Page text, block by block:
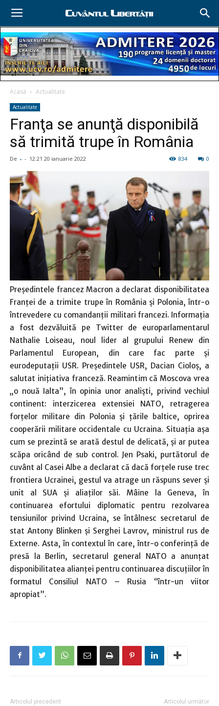
Acasă Actualitate
Actualitate
Franţa se anunţă disponibilă
să trimită trupe în România
De - - 12:21 20 ianuarie 2022 0
834
Preşedintele francez Macron a declarat disponibilitatea
Franţei de a trimite trupe în România şi Polonia, într-o
întrevedere cu comandanţii militari francezi. Informaţia
a fost dezvăluită pe Twitter de europarlamentarul
Nathalie Loiseau, noul lider al grupului Renew din
Parlamentul European, din care fac parte şi
eurodeputaţii USR. Preşedintele USR, Dacian Cioloş, a
salutat iniţiativa franceză. Reamintim că Moscova vrea
„o nouă Ialta”, în opinia unor analişti, privind vechiul
continent: interzicerea extensiei NATO, retragerea
forţelor militare din Polonia şi ţările baltice, oprirea
cooperării militare occidentale cu Ucraina. Situaţia aşa
cum se prezintă se arată destul de delicată, şi ar putea
scăpa oricând de sub control. Jen Psaki, purtătorul de
cuvânt al Casei Albe a declarat că dacă forţele ruse trec
frontiera Ucrainei, gestul va atrage un răspuns sever şi
unit al SUA şi aliaţilor săi. Mâine la Geneva, în
continuarea efortului diplomatic pentru rezolvarea
tensiunilor privind Ucraina, se întâlnesc secretarul de
stat Antony Blinken şi Serghei Lavrov, ministrul rus de
Externe. Asta, în contextul în care, într-o conferinţă de
presă la Berlin, secretarul general NATO a anunţat
disponibilitatea alianţei pentru continuarea discuţiilor în
formatul Consiliul NATO – Rusia “într-un viitor
apropiat”.
Articolul precedent Articolul următor